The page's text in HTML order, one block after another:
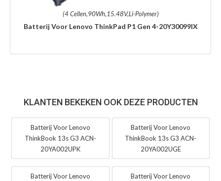
(4 Cellen,90Wh,15.48V,Li-Polymer)
Batterij Voor Lenovo ThinkPad P1 Gen 4-20Y30099IX
KLANTEN BEKEKEN OOK DEZE PRODUCTEN
Batterij Voor Lenovo
ThinkBook 13s G3 ACN-
20YA002UPK
Batterij Voor Lenovo
ThinkBook 13s G3 ACN-
20YA002UGE
Batterij Voor Lenovo Batterij Voor Lenovo